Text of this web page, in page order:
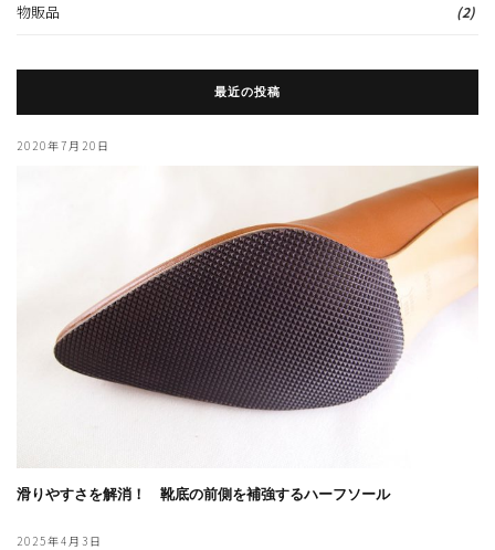
物販品 (2)
最近の投稿
2020年7月20日
滑りやすさを解消！ 靴底の前側を補強するハーフソール
2025年4月3日